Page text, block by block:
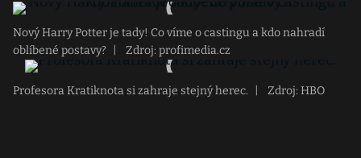
Nový Harry Potter je tady! Co víme o castingu a kdo nahradí
oblíbené postavy?
Zdroj: profimedia.cz
Profesora Kratiknota si zahraje stejný herec. Zdroj: HBO